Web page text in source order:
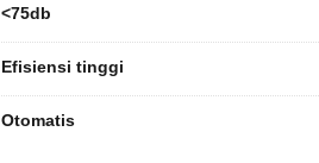
<75db
Efisiensi tinggi
Otomatis